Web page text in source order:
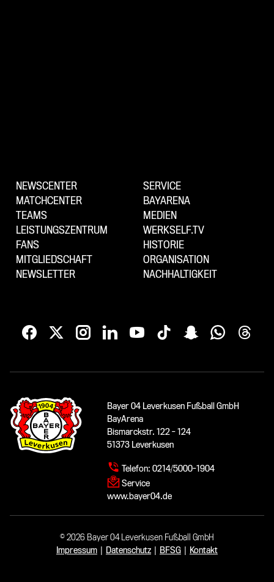
NEWSCENTER
MATCHCENTER
TEAMS
LEISTUNGSZENTRUM
FANS
MITGLIEDSCHAFT
NEWSLETTER
SERVICE
BAYARENA
MEDIEN
WERKSELF.TV
HISTORIE
ORGANISATION
NACHHALTIGKEIT
Bayer 04 Leverkusen Fußball GmbH
BayArena
Bismarckstr. 122 - 124
51373 Leverkusen
Telefon: 0214/5000-1904
Service
www.bayer04.de
© 2026 Bayer 04 Leverkusen Fußball GmbH
Impressum
Datenschutz BFSG Kontakt